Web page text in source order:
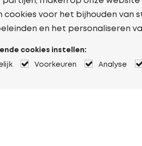
cookies voor het bijhouden van
en het personaliseren
cookies instellen:
Voorkeuren Analyse